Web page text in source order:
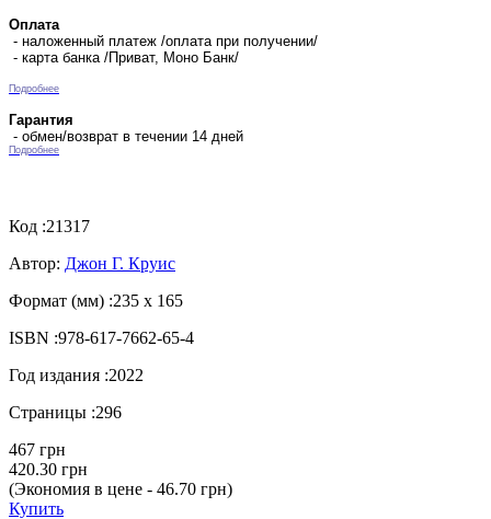
Оплата
- наложенный платеж /оплата при получении/
- карта банка /Приват, Моно Банк/
Подробнее
Гарантия
- обмен/возврат в течении 14 дней
Подробнее
Код :21317
Автор: Джон Г. Круис
Формат (мм) :235 х 165
ISBN :978-617-7662-65-4
Год издания :2022
Страницы :296
467 грн
420.30 грн
(Экономия в цене - 46.70 грн)
Купить